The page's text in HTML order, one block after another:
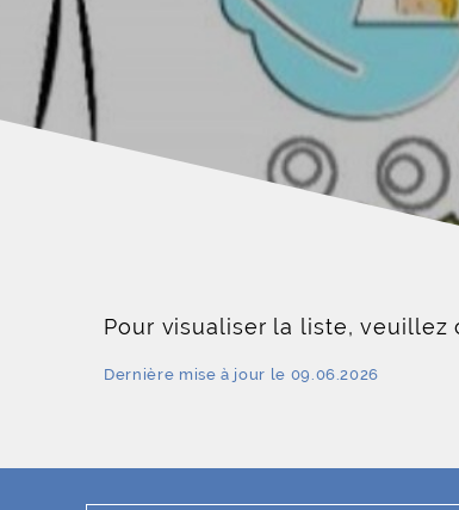
Pour visualiser la liste, veuillez
Dernière mise à jour le 09.06.2026